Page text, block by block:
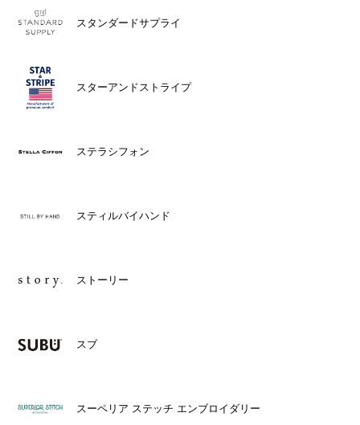
スタンダードサプライ
スターアンドストライプ
ステラシフォン
スティルバイハンド
ストーリー
スブ
スーペリア ステッチ エンブロイダリー